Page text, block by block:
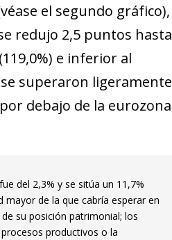
el segundo gráfico),
redujo 2,5 puntos hasta
e inferior al
superaron ligeramente
debajo de la eurozona
del 2,3% y se sitúa un 11,7%
de la que cabría esperar en
su posición patrimonial; los
productivos o la